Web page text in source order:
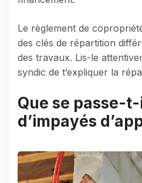
Le règlement de
des clés de répartition
des travaux. Lis-le
syndic de t’expliquer la
Que se passe-
d’impayés